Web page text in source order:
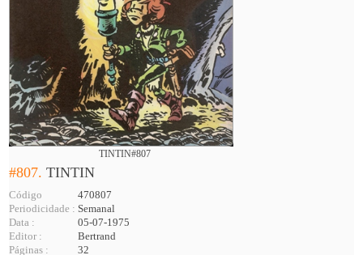
TINTIN#807
#807.TINTIN
Código
470807
Periodicidade : Semanal
Data :
05-07-1975
Editor :
Bertrand
Páginas :
32